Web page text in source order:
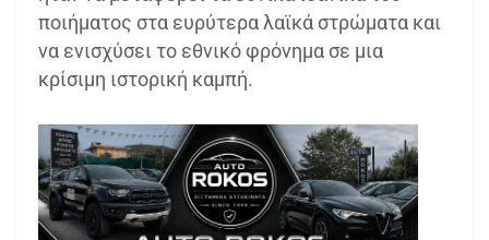
ποιήματος στα ευρύτερα λαϊκά στρώματα και
να ενισχύσει το εθνικό φρόνημα σε μια
κρίσιμη ιστορική καμπή.